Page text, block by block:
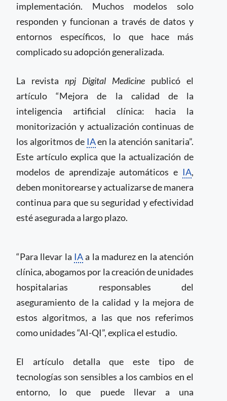
implementación. Muchos modelos solo
responden y funcionan a través de datos y
entornos específicos, lo que hace más
complicado su adopción generalizada.
La revista npj Digital Medicine publicó el
artículo “Mejora de la calidad de la
inteligencia artificial clínica: hacia la
monitorización y actualización continuas de
los algoritmos de IAen la atención sanitaria”.
Este artículo explica que la actualización de
modelos de aprendizaje automáticos e IA,
deben monitorearse y actualizarse de manera
continua para que su seguridad y efectividad
esté asegurada a largo plazo.
“Para llevar la IAa la madurez en la atención
clínica, abogamos por la creación de unidades
hospitalarias responsables del
aseguramiento de la calidad y la mejora de
estos algoritmos, a las que nos referimos
como unidades “AI-QI”, explica el estudio.
El artículo detalla que este tipo de
tecnologías son sensibles a los cambios en el
entorno, lo que puede llevar a una